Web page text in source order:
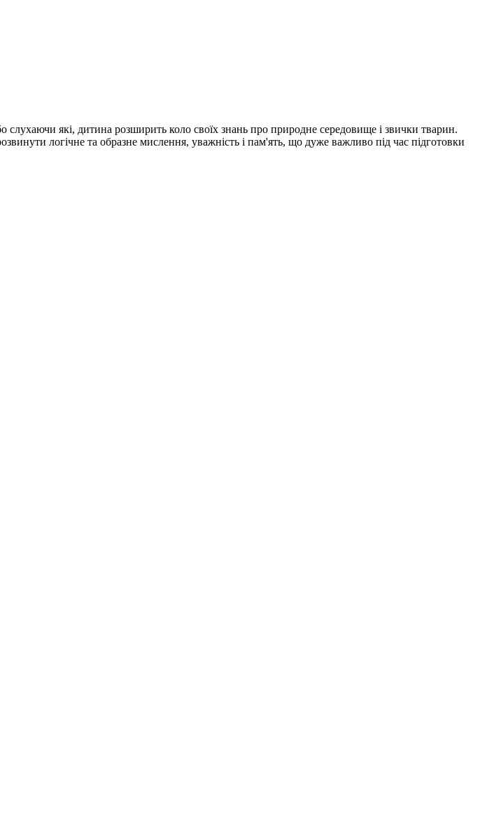
слухаючи які, дитина розширить коло своїх знань про природне середовище і звички тварин.
логічне та образне мислення, уважність і пам'ять, що дуже важливо під час підготовки